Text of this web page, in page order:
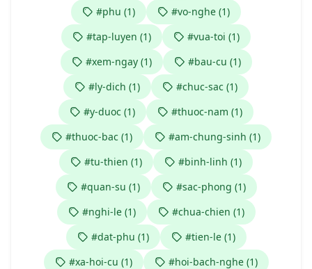
#phu (1)
#vo-nghe (1)
#tap-luyen (1)
#vua-toi (1)
#xem-ngay (1)
#bau-cu (1)
#ly-dich (1)
#chuc-sac (1)
#y-duoc (1)
#thuoc-nam (1)
#thuoc-bac (1)
#am-chung-sinh (1)
#tu-thien (1)
#binh-linh (1)
#quan-su (1)
#sac-phong (1)
#nghi-le (1)
#chua-chien (1)
#dat-phu (1)
#tien-le (1)
#xa-hoi-cu (1)
#hoi-bach-nghe (1)